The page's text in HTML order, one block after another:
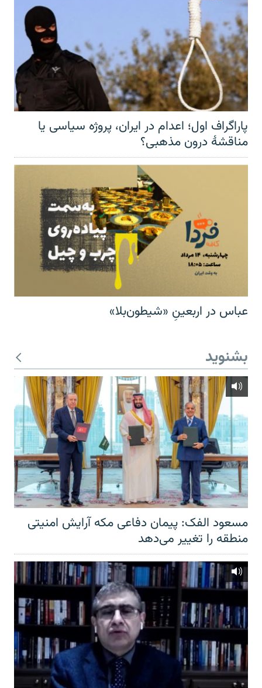
پاراگراف اول؛ اعدام در ایران، پروژه سیاسی یا
مناقشهٔ درون مذهبی؟
عباس در اربعینِ «شیطون‌بلا»
بشنوید
مسعود الفک: پیمان دفاعی مکه آرایش امنیتی
منطقه را تغییر می‌دهد